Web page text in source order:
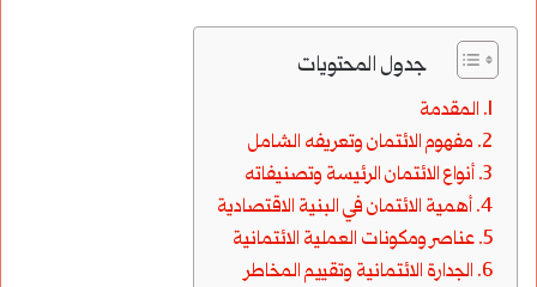
جدول المحتويات
المقدمة
مفهوم الائتمان وتعريفه الشامل
أنواع الائتمان الرئيسة وتصنيفاته
أهمية الائتمان في البنية الاقتصادية
عناصر ومكونات العملية الائتمانية
الجدارة الائتمانية وتقييم المخاطر